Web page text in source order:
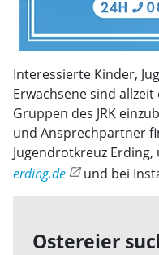
Interessierte Kinder,
Erwachsene sind
Gruppen des JRK
und Ansprechpartner
Jugendrotkreuz
erding.de
und bei
Ostereier